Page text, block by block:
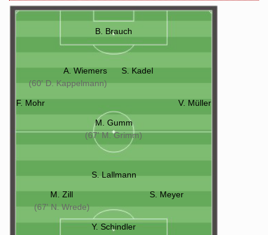
B. Brauch
A. Wiemers
(60' D. Kappelmann)
S. Kadel
F. Mohr V. Müller
M. Gumm
(67' M. Grimm)
S. Lallmann
M. Zill
(67' N. Wrede)
S. Meyer
Y. Schindler